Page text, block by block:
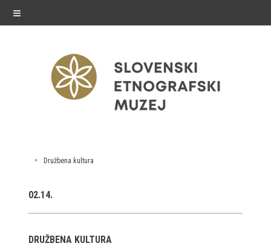
≡
razstave
Občasne razstave
Gostovanja
Družbena kultura
02.14.
DRUŽBENA KULTURA